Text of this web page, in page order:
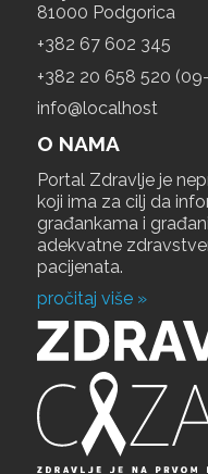
81000 Podgorica
+‎382 67 602 345
+‎382 20 658 520
info@localhost
O NAMA
Portal Zdravlje je
koji ima za cilj da
građankama i
adekvatne
pacijenata.
pročitaj više »